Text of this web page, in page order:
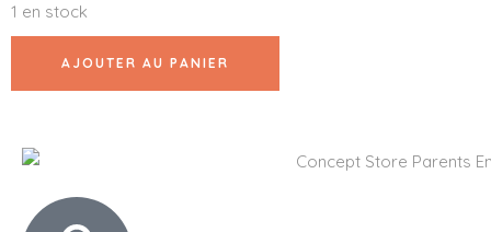
1 en stock
AJOUTER AU PANIER